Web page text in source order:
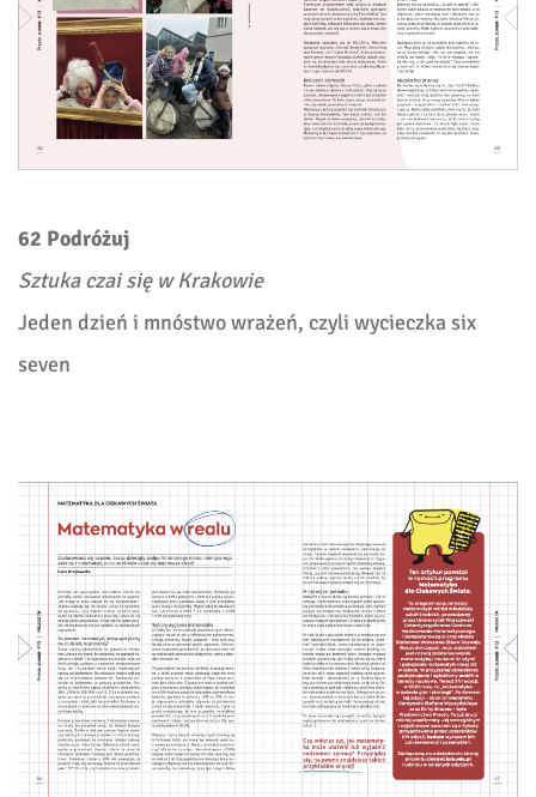
62 Podróżuj
Sztuka czai się w Krakowie
Jeden dzień i mnóstwo wrażeń, czyli wycieczka six
seven